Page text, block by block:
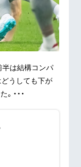
は結構コンパ
うしても下が
・・・